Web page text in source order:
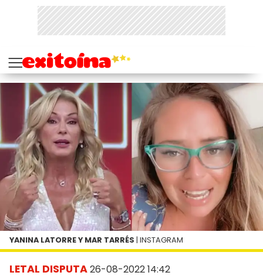
LETAL DISPUTA26-08-2022 14:42
YANINA LATORRE Y MAR TARRÉS | INSTAGRAM